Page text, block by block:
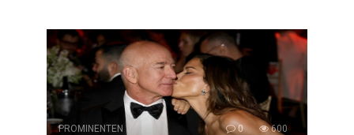
PROMINENTEN 0 600